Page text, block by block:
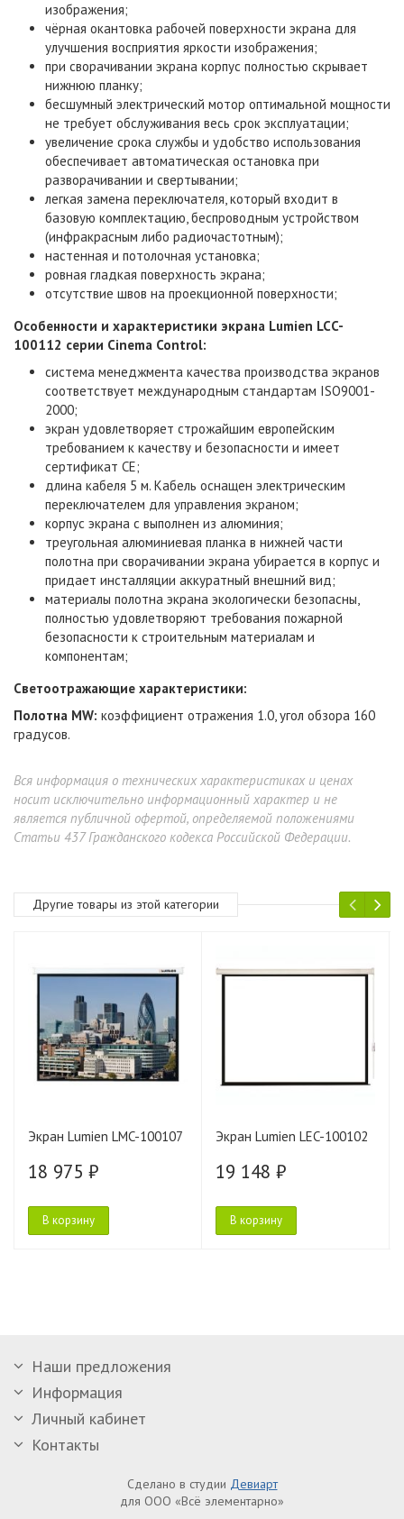
изображения;
чёрная окантовка рабочей поверхности экрана для
улучшения восприятия яркости изображения;
при сворачивании экрана корпус полностью скрывает
нижнюю планку;
бесшумный электрический мотор оптимальной мощности
не требует обслуживания весь срок эксплуатации;
увеличение срока службы и удобство использования
обеспечивает автоматическая остановка при
разворачивании и свертывании;
легкая замена переключателя, который входит в
базовую комплектацию, беспроводным устройством
(инфракрасным либо радиочастотным);
настенная и потолочная установка;
ровная гладкая поверхность экрана;
отсутствие швов на проекционной поверхности;
Особенности и характеристики экрана Lumien LCC-
100112 серии Cinema Control:
система менеджмента качества производства экранов
соответствует международным стандартам ISO9001-
2000;
экран удовлетворяет строжайшим европейским
требованием к качеству и безопасности и имеет
сертификат СЕ;
длина кабеля 5 м. Кабель оснащен электрическим
переключателем для управления экраном;
корпус экрана с выполнен из алюминия;
треугольная алюминиевая планка в нижней части
полотна при сворачивании экрана убирается в корпус и
придает инсталляции аккуратный внешний вид;
материалы полотна экрана экологически безопасны,
полностью удовлетворяют требования пожарной
безопасности к строительным материалам и
компонентам;
Светоотражающие характеристики:
Полотна MW: коэффициент отражения 1.0, угол обзора 160
градусов.
Вся информация о технических характеристиках и ценах
носит исключительно информационный характер и не
является публичной офертой, определяемой положениями
Статьи 437 Гражданского кодекса Российской Федерации.
Другие товары из этой категории
Экран Lumien LMC-100107
18 975 ₽
В корзину
Экран Lumien LEC-100102
19 148 ₽
В корзину
Наши предложения
Информация
Личный кабинет
Контакты
Сделано в студии Девиарт
для ООО «Всё элементарно»